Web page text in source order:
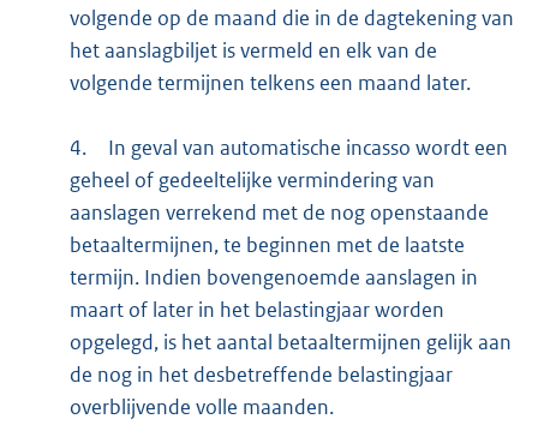
volgende op de maand die in de dagtekening van
het aanslagbiljet is vermeld en elk van de
volgende termijnen telkens een maand later.
4.
In geval van automatische incasso wordt een
geheel of gedeeltelijke vermindering van
aanslagen verrekend met de nog openstaande
betaaltermijnen, te beginnen met de laatste
termijn. Indien bovengenoemde aanslagen in
maart of later in het belastingjaar worden
opgelegd, is het aantal betaaltermijnen gelijk aan
de nog in het desbetreffende belastingjaar
overblijvende volle maanden.